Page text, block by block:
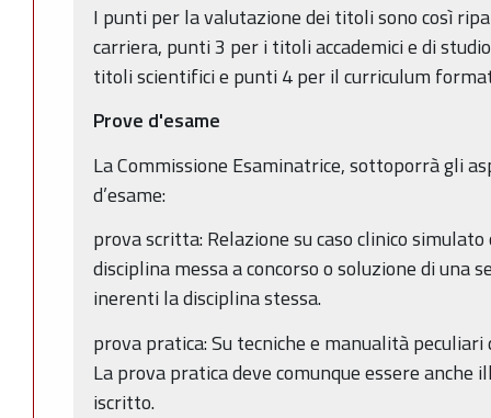
I punti per la valutazione dei titoli sono così
carriera, punti 3 per i titoli accademici e di
titoli scientifici e punti 4 per il curriculum
Prove d'esame
La Commissione Esaminatrice, sottoporrà gli
d’esame:
prova scritta: Relazione su caso clinico
disciplina messa a concorso o soluzione di una
inerenti la disciplina stessa.
prova pratica: Su tecniche e manualità peculiari
La prova pratica deve comunque essere
iscritto.